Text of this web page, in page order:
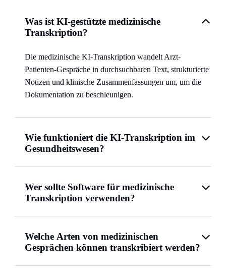
Was ist KI-gestützte medizinische
Transkription?
Die medizinische KI-Transkription wandelt Arzt-
Patienten-Gespräche in durchsuchbaren Text, strukturierte
Notizen und klinische Zusammenfassungen um, um die
Dokumentation zu beschleunigen.
Wie funktioniert die KI-Transkription im
Gesundheitswesen?
Wer sollte Software für medizinische
Transkription verwenden?
Welche Arten von medizinischen
Gesprächen können transkribiert werden?